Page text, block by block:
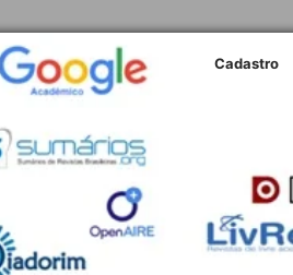
Cadastro